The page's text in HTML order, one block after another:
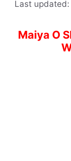
Maiya O